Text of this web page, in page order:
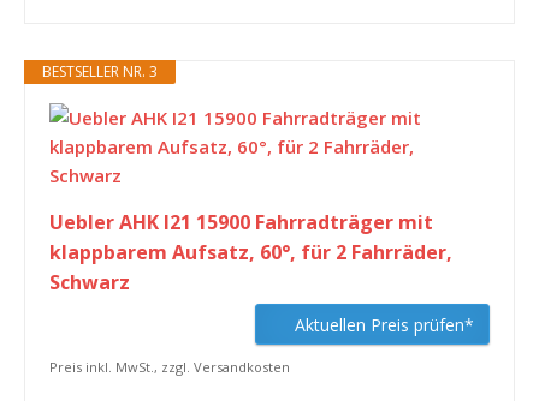
BESTSELLER NR. 3
Uebler AHK I21 15900 Fahrradträger mit
klappbarem Aufsatz, 60°, für 2 Fahrräder,
Schwarz
Aktuellen Preis prüfen*
Preis inkl. MwSt., zzgl. Versandkosten